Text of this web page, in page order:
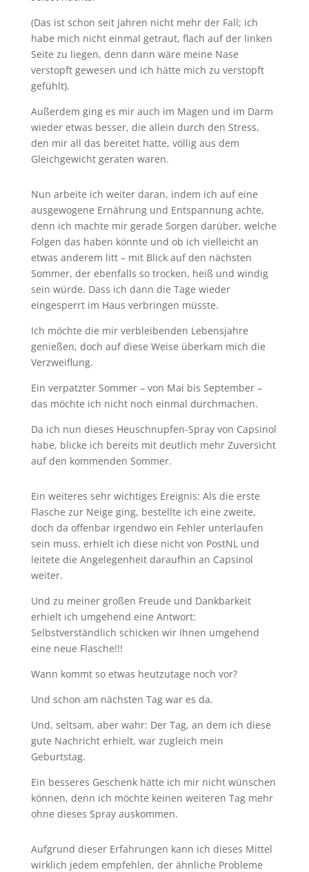
(Das ist schon seit Jahren nicht mehr der Fall; ich
habe mich nicht einmal getraut, flach auf der linken
Seite zu liegen, denn dann wäre meine Nase
verstopft gewesen und ich hätte mich zu verstopft
gefühlt).
Außerdem ging es mir auch im Magen und im Darm
wieder etwas besser, die allein durch den Stress,
den mir all das bereitet hatte, völlig aus dem
Gleichgewicht geraten waren.
Nun arbeite ich weiter daran, indem ich auf eine
ausgewogene Ernährung und Entspannung achte,
denn ich machte mir gerade Sorgen darüber, welche
Folgen das haben könnte und ob ich vielleicht an
etwas anderem litt – mit Blick auf den nächsten
Sommer, der ebenfalls so trocken, heiß und windig
sein würde. Dass ich dann die Tage wieder
eingesperrt im Haus verbringen müsste.
Ich möchte die mir verbleibenden Lebensjahre
genießen, doch auf diese Weise überkam mich die
Verzweiflung.
Ein verpatzter Sommer – von Mai bis September –
das möchte ich nicht noch einmal durchmachen.
Da ich nun dieses Heuschnupfen-Spray von Capsinol
habe, blicke ich bereits mit deutlich mehr Zuversicht
auf den kommenden Sommer.
Ein weiteres sehr wichtiges Ereignis: Als die erste
Flasche zur Neige ging, bestellte ich eine zweite,
doch da offenbar irgendwo ein Fehler unterlaufen
sein muss, erhielt ich diese nicht von PostNL und
leitete die Angelegenheit daraufhin an Capsinol
weiter.
Und zu meiner großen Freude und Dankbarkeit
erhielt ich umgehend eine Antwort:
Selbstverständlich schicken wir Ihnen umgehend
eine neue Flasche!!!
Wann kommt so etwas heutzutage noch vor?
Und schon am nächsten Tag war es da.
Und, seltsam, aber wahr: Der Tag, an dem ich diese
gute Nachricht erhielt, war zugleich mein
Geburtstag.
Ein besseres Geschenk hätte ich mir nicht wünschen
können, denn ich möchte keinen weiteren Tag mehr
ohne dieses Spray auskommen.
Aufgrund dieser Erfahrungen kann ich dieses Mittel
wirklich jedem empfehlen, der ähnliche Probleme